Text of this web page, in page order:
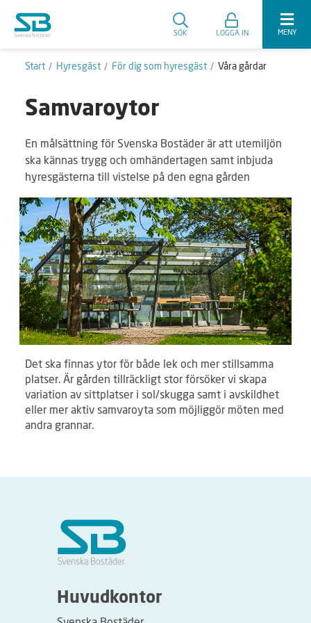
SÖK LOGGA IN MENY
Start Hyresgäst För dig som hyresgäst Våra gårdar
Samvaroytor
En målsättning för Svenska Bostäder är att utemiljön
ska kännas trygg och omhändertagen samt inbjuda
hyresgästerna till vistelse på den egna gården
Det ska finnas ytor för både lek och mer stillsamma
platser. Är gården tillräckligt stor försöker vi skapa
variation av sittplatser i sol/skugga samt i avskildhet
eller mer aktiv samvaroyta som möjliggör möten med
andra grannar.
Huvudkontor